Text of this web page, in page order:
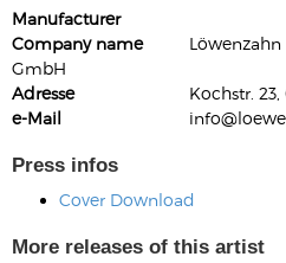
Manufacturer
Company name
Löwenzahn
GmbH
Adresse
Kochstr.
e-Mail
Press infos
Cover Download
More releases of this artist